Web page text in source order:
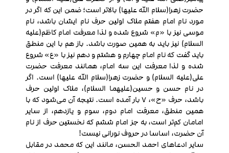
حضرت زهرا(سلام الله علیها) بالاتر است؛ ضمن این که اگر در
مورد نام امام هفتم ملاک اولین حرف نام ایشان باشد، نام
موسی نیز با «م» شروع شده و لذا معرفت امام کاظم(علیه
السلام) نیز باید به همین صورت باشد. باز هم با این منطق
باید گفت که نام امام چهارم و هشتم و دهم نیز با «ع» شروع
شده و لذا معرفت این سه امام، همانند معرفت حضرت
علی(علیه السلام) و حضرت زهرا(سلام الله علیها) است. اگر
در نام حسن و حسین(علیهما السلام)، ملاک اولین حرف
باشد، حرف «ح»، 7 بار آمده است. نتیجه آن می‌شود که با
همین منطق، معرفت امام دوم، سوم و یازدهم، از سایر
امامان کم‌تر است، به جز امام ششم که نخستین حرف از نام
آن حضرت، اساسا در حروف نورانی نیست!
سایر ادعاهای احمد الحسن، مانند این که محمد در مقابل